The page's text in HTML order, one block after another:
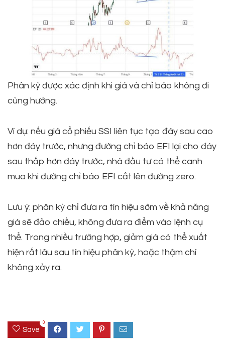
Phân kỳ được xác định khi giá và chỉ báo không đi
cùng hướng.
Ví dụ: nếu giá cổ phiếu SSI liên tục tạo đáy sau cao
hơn đáy trước, nhưng đường chỉ báo EFI lại cho đáy
sau thấp hơn đáy trước, nhà đầu tư có thể canh
mua khi đường chỉ báo EFI cắt lên đường zero.
Lưu ý: phân kỳ chỉ đưa ra tín hiệu sớm về khả năng
giá sẽ đảo chiều, không đưa ra điểm vào lệnh cụ
thể. Trong nhiều trường hợp, giảm giá có thể xuất
hiện rất lâu sau tín hiệu phân kỳ, hoặc thậm chí
không xảy ra.
Save
0